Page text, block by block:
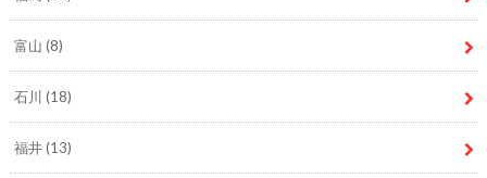
富山 (8)
石川 (18)
福井(13)